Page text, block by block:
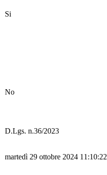
Si
No
D.Lgs. n.36/2023
martedì 29 ottobre 2024 11:10:22